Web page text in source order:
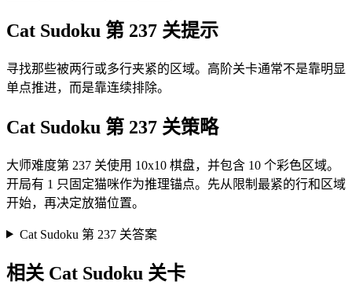
Cat Sudoku 第 237 关提示
寻找那些被两行或多行夹紧的区域。高阶关卡通常不是靠明显
单点推进，而是靠连续排除。
Cat Sudoku 第 237 关策略
大师难度第 237 关使用 10x10 棋盘，并包含 10 个彩色区域。
开局有 1 只固定猫咪作为推理锚点。先从限制最紧的行和区域
开始，再决定放猫位置。
Cat Sudoku 第 237 关答案
相关 Cat Sudoku 关卡